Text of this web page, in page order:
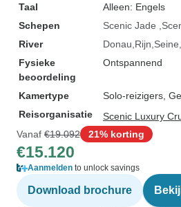
Taal
Alleen: Engels
Schepen
Scenic Jade
River
Donau Rijn Seine
Fysieke
beoordeling
Ontspannend
Kamertype
Solo-reizigers,
Reisorganisatie
Scenic Luxury
Vanaf €19.092 21% korting
€15.120
Aanmelden to unlock savings
Download brochure